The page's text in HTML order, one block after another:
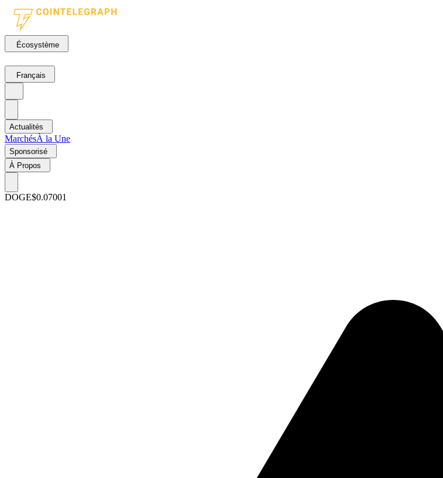
Écosystème
Français
Actualités
MarchésÀ la Une
Sponsorisé
À Propos
DOGE$0.07001